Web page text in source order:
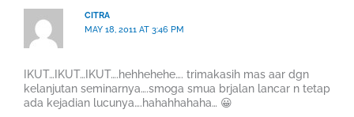
CITRA
MAY 18, 2011 AT 3:46 PM
IKUT…IKUT…IKUT….hehhehehe…. trimakasih mas aar dgn
kelanjutan seminarnya….smoga smua brjalan lancar n tetap
ada kejadian lucunya….hahahhahaha… 😀